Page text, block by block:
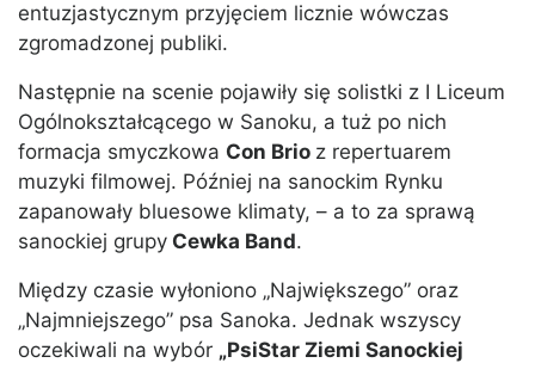
entuzjastycznym przyjęciem licznie wówczas
zgromadzonej publiki.
Następnie na scenie pojawiły się solistki z I Liceum
Ogólnokształcącego w Sanoku, a tuż po nich
formacja smyczkowa Con Brio z repertuarem
muzyki filmowej. Później na sanockim Rynku
zapanowały bluesowe klimaty, – a to za sprawą
sanockiej grupy Cewka Band.
Między czasie wyłoniono „Największego” oraz
„Najmniejszego” psa Sanoka. Jednak wszyscy
oczekiwali na wybór „PsiStar Ziemi Sanockiej